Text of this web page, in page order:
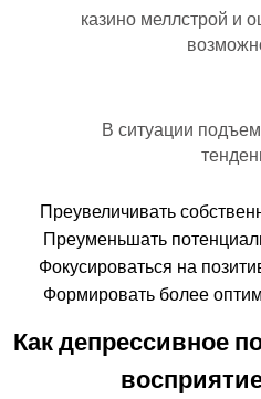
казино меллстрой и
В ситуации
Преувеличивать
Преуменьшать
Фокусироваться на
Формировать более
Как депрессивное